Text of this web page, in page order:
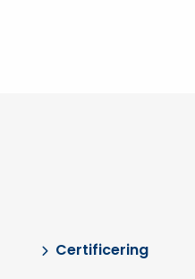
Certificering